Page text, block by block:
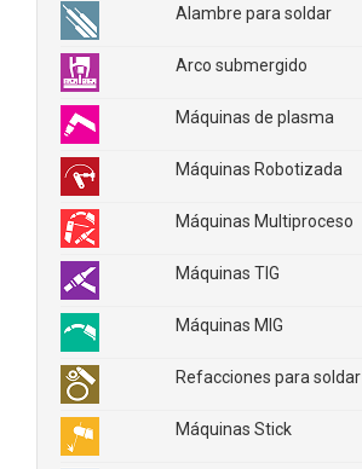
Alambre para soldar
Arco submergido
Máquinas de plasma
Máquinas Robotizada
Máquinas Multiproceso
Máquinas TIG
Máquinas MIG
Refacciones para soldar
Máquinas Stick